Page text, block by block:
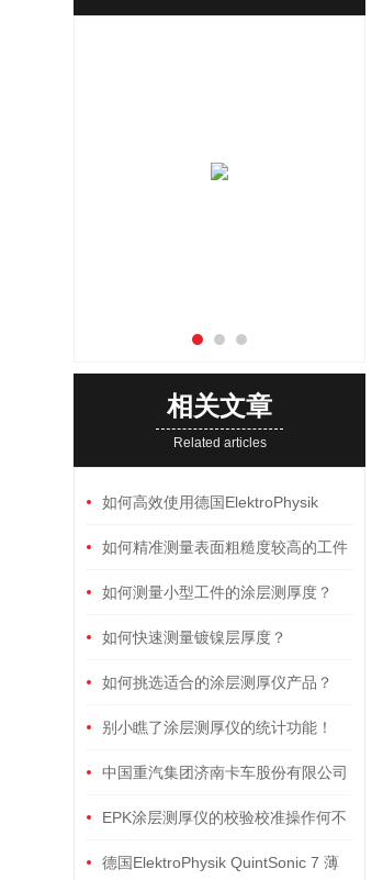
相关文章
Related articles
如何高效使用德国ElektroPhysik
Minitest FH霍尔效应测厚仪：操作流程
与注意事项
如何精准测量表面粗糙度较高的工件
表面涂层厚度？
如何测量小型工件的涂层测厚度？
如何快速测量镀镍层厚度？
如何挑选适合的涂层测厚仪产品？
别小瞧了涂层测厚仪的统计功能！
中国重汽集团济南卡车股份有限公司
应用德国EPK超声波涂层测厚仪检测塑
料保险杠分层涂层厚度
EPK涂层测厚仪的校验校准操作何不
来了解一下！
德国ElektroPhysik QuintSonic 7 薄